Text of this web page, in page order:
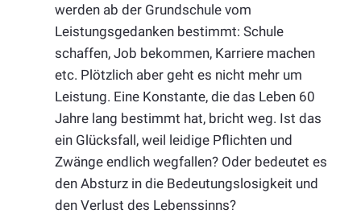
werden ab der Grundschule vom
Leistungsgedanken bestimmt: Schule
schaffen, Job bekommen, Karriere machen
etc. Plötzlich aber geht es nicht mehr um
Leistung. Eine Konstante, die das Leben 60
Jahre lang bestimmt hat, bricht weg. Ist das
ein Glücksfall, weil leidige Pflichten und
Zwänge endlich wegfallen? Oder bedeutet es
den Absturz in die Bedeutungslosigkeit und
den Verlust des Lebenssinns?